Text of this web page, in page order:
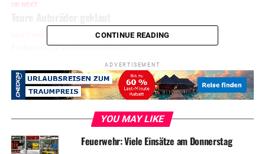
UP NEXT
Einbruch in Einfamilienhaus
CONTINUE READING
ADVERTISEMENT
YOU MAY LIKE
Feuerwehr: Viele Einsätze am Donnerstag